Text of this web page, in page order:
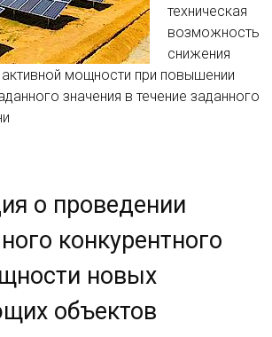
техническая
возможность
снижения
мощности при повышении
значения в течение заданного
о проведении
конкурентного
новых
объектов